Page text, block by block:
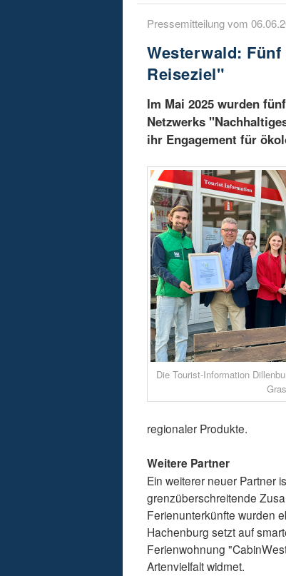
Pressemitteilung vom
Westerwald:
Reiseziel"
Im Mai 2025 wurden
Netzwerks
ihr Engagement für
Die Tourist-Information
regionaler Produkte.
Weitere Partner
Ein weiterer neuer Partner
grenzüberschreitende
Ferienunterkünfte wurden
Hachenburg setzt auf
Ferienwohnung
Artenvielfalt widmet.